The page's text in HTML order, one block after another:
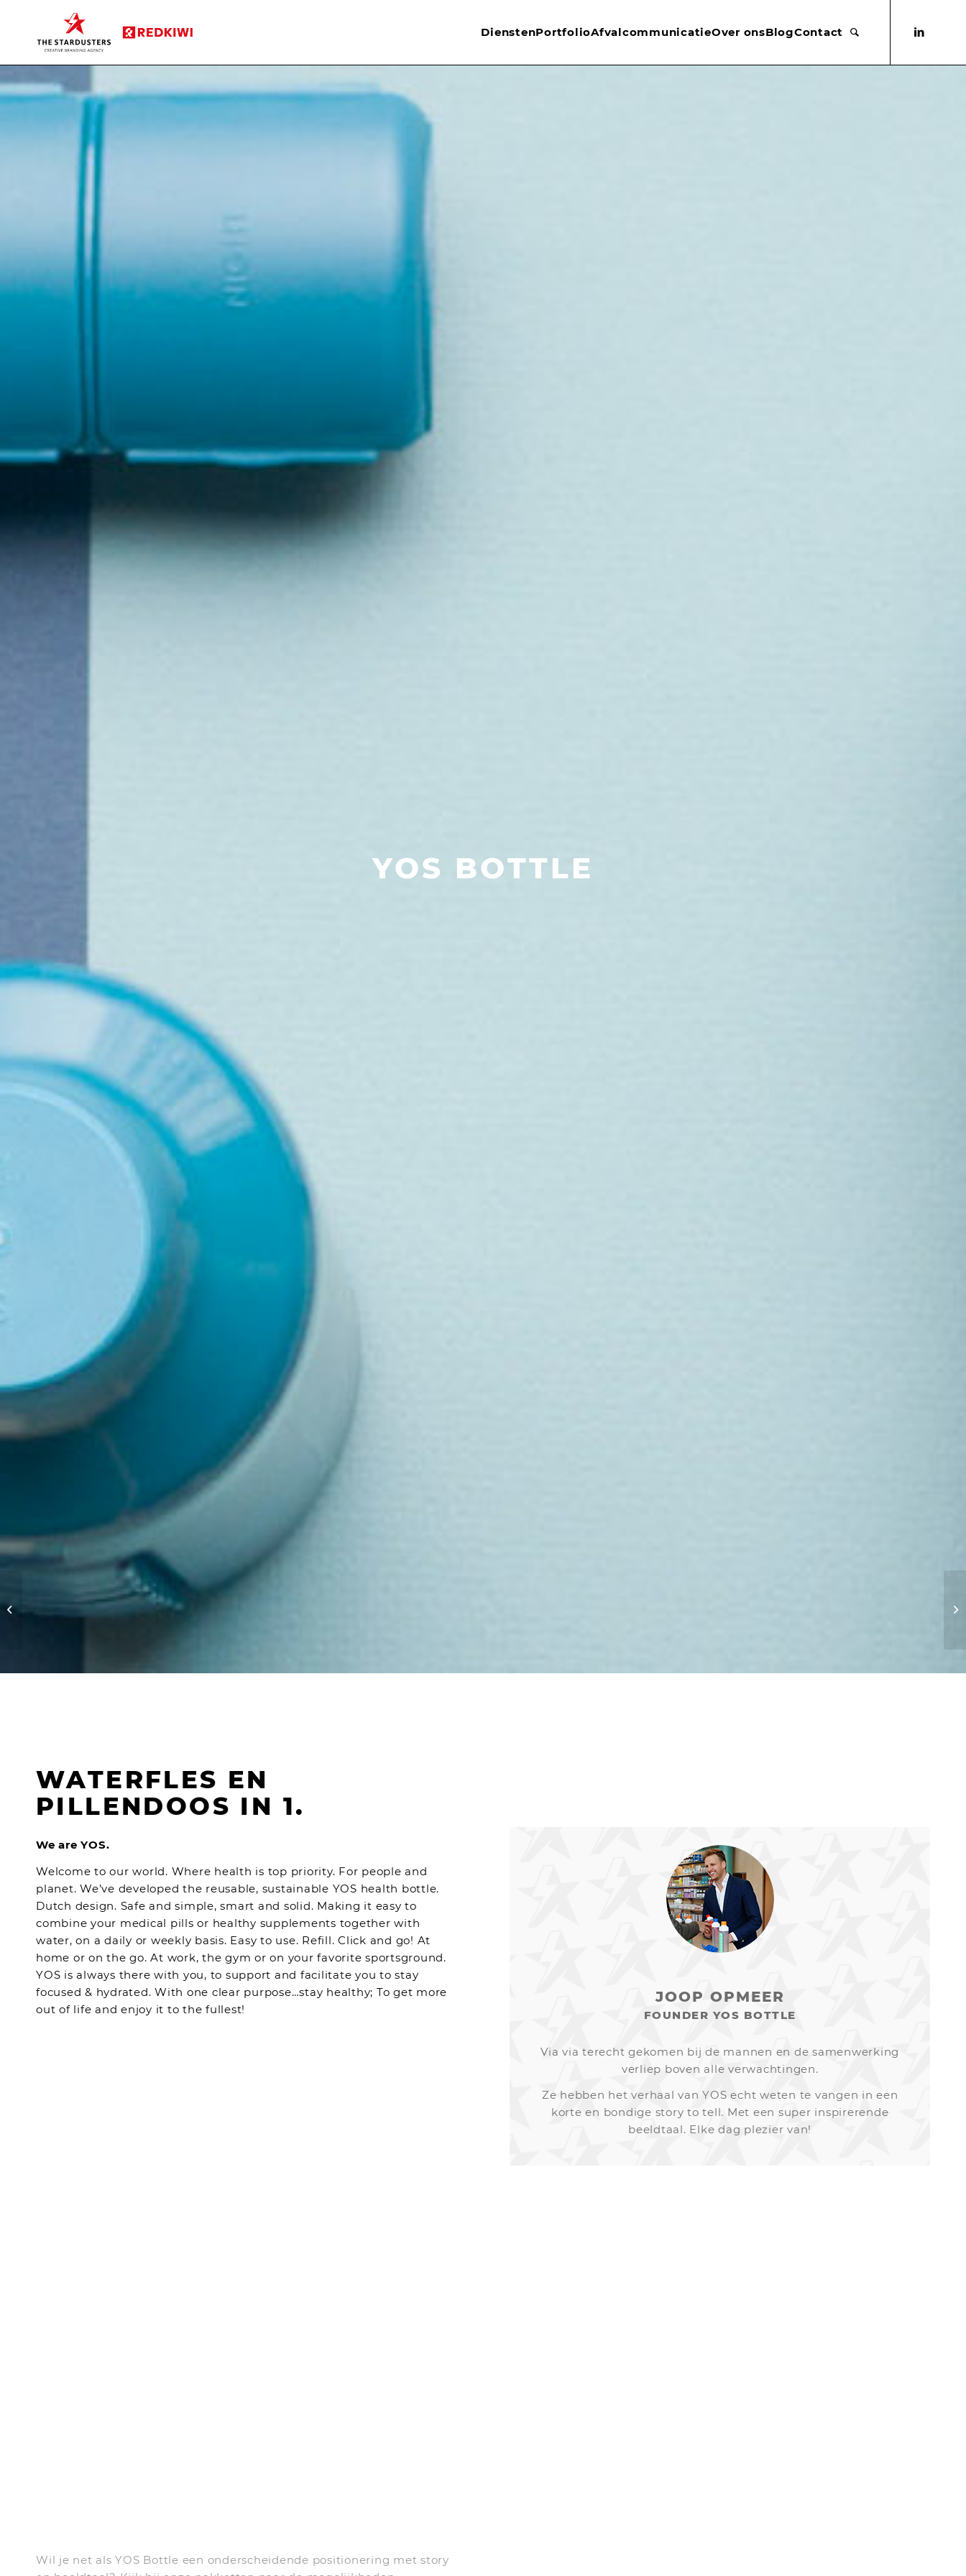
DienstenPortfolioAfvalcommunicatieOver onsBlogContact
YOS BOTTLE
WATERFLES EN
PILLENDOOS IN 1.
We are YOS.
Welcome to our world. Where health is top priority. For people and
planet. We’ve developed the reusable, sustainable YOS health bottle.
Dutch design. Safe and simple, smart and solid. Making it easy to
combine your medical pills or healthy supplements together with
water, on a daily or weekly basis. Easy to use. Refill. Click and go! At
home or on the go. At work, the gym or on your favorite sportsground.
YOS is always there with you, to support and facilitate you to stay
focused & hydrated. With one clear purpose…stay healthy; To get more
out of life and enjoy it to the fullest!
JOOP OPMEER
FOUNDER YOS BOTTLE
Via via terecht gekomen bij de mannen en de samenwerking
verliep boven alle verwachtingen.
Ze hebben het verhaal van YOS echt weten te vangen in een
korte en bondige story to tell. Met een super inspirerende
beeldtaal. Elke dag plezier van!
Wil je net als YOS Bottle een onderscheidende positionering met story